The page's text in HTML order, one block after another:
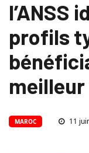
l’ANSS
profils
MAROC 11